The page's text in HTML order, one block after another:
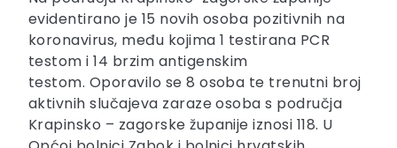
evidentirano je 15 novih osoba pozitivnih na
koronavirus, među kojima 1 testirana PCR
testom i 14 brzim antigenskim
testom. Oporavilo se 8 osoba te trenutni broj
aktivnih slučajeva zaraze osoba s područja
Krapinsko – zagorske županije iznosi 118. U